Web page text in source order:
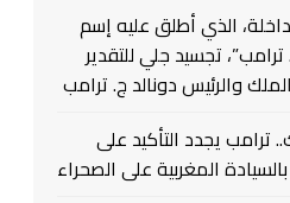
الذي أطلق عليه إسم
تجسيد جلي للتقدير
الملك والرئيس دونالد ج. ترامب
ترامب يجدد التأكيد على
المغربية على الصحراء